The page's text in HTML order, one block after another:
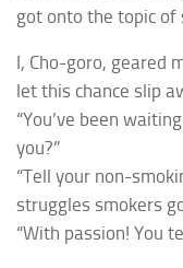
got onto the topic of
I, Cho-goro, geared
let this chance slip
“You’ve been
you?”
“Tell your non-
struggles smokers
“With passion! You